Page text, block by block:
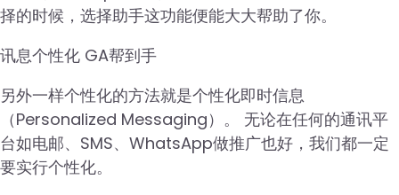
择的时候，选择助手这功能便能大大帮助了你。
讯息个性化 GA帮到手
另外一样个性化的方法就是个性化即时信息
（Personalized Messaging）。 无论在任何的通讯平
台如电邮、SMS、WhatsApp做推广也好，我们都一定
要实行个性化。